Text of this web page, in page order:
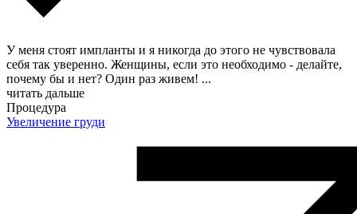
У меня стоят импланты и я никогда до этого не чувствовала
себя так уверенно. Женщины, если это необходимо - делайте,
почему бы и нет? Один раз живем! ...
читать дальше
Процедура
Увеличение груди